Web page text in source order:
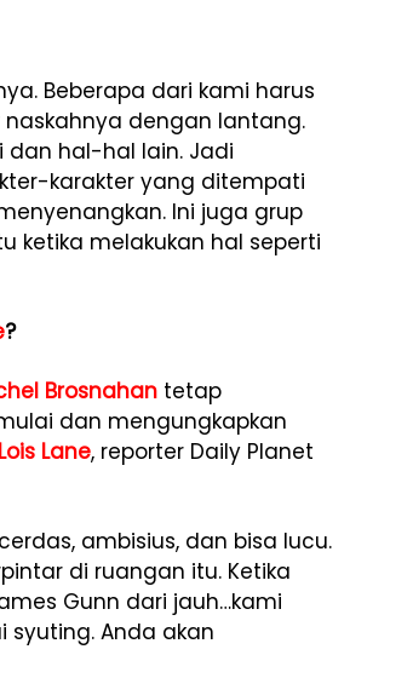
Beberapa dari kami harus
dengan lantang.
dan hal-hal lain. Jadi
karakter yang ditempati
Ini juga grup
ketika melakukan hal seperti
?
Brosnahan tetap
dan mengungkapkan
Lois Lane, reporter Daily Planet
ambisius, dan bisa lucu.
di ruangan itu. Ketika
Gunn dari jauh…kami
syuting. Anda akan